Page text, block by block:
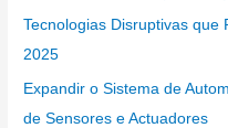
Tecnologias Disruptivas que
2025
Expandir o Sistema de
de Sensores e Actuadores